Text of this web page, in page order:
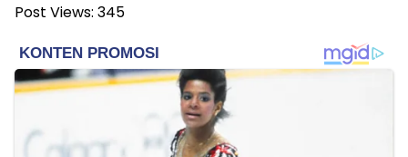
Post Views: 345